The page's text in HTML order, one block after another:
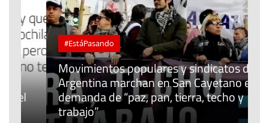
#EstáPasando
Movimientos populares y sindicatos de
Argentina marchan en San Cayetano en
demanda de “paz, pan, tierra, techo y
trabajo”